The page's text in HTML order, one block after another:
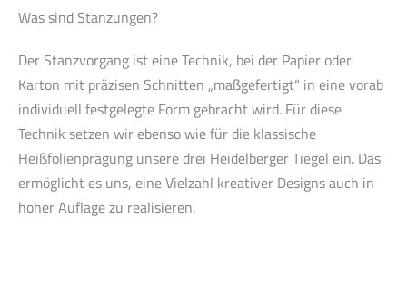
Was sind Stanzungen?
Der Stanzvorgang ist eine Technik, bei der Papier oder
Karton mit präzisen Schnitten „maßgefertigt“ in eine vorab
individuell festgelegte Form gebracht wird. Für diese
Technik setzen wir ebenso wie für die klassische
Heißfolienprägung unsere drei Heidelberger Tiegel ein. Das
ermöglicht es uns, eine Vielzahl kreativer Designs auch in
hoher Auflage zu realisieren.